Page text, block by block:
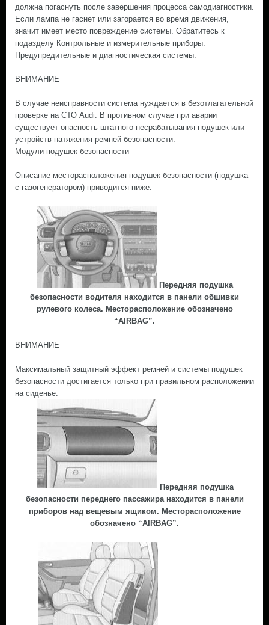
должна погаснуть после завершения процесса самодиагностики.
Если лампа не гаснет или загорается во время движения,
значит имеет место повреждение системы. Обратитесь к
подазделу Контрольные и измерительные приборы.
Предупредительные и диагностическая системы.
ВНИМАНИЕ
В случае неисправности система нуждается в безотлагательной
проверке на СТО Audi. В противном случае при аварии
существует опасность штатного несрабатывания подушек или
устройств натяжения ремней безопасности.
Модули подушек безопасности
Описание месторасположения подушек безопасности (подушка
с газогенератором) приводится ниже.
Передняя подушка
безопасности водителя находится в панели обшивки
рулевого колеса. Месторасположение обозначено
“AIRBAG”.
ВНИМАНИЕ
Максимальный защитный эффект ремней и системы подушек
безопасности достигается только при правильном расположении
на сиденье.
Передняя подушка
безопасности переднего пассажира находится в панели
приборов над вещевым ящиком. Месторасположение
обозначено “AIRBAG”.